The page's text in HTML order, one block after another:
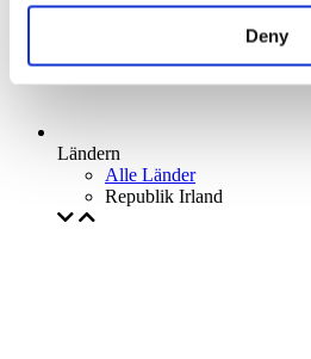
Deny
Ländern
Alle Länder
Republik Irland